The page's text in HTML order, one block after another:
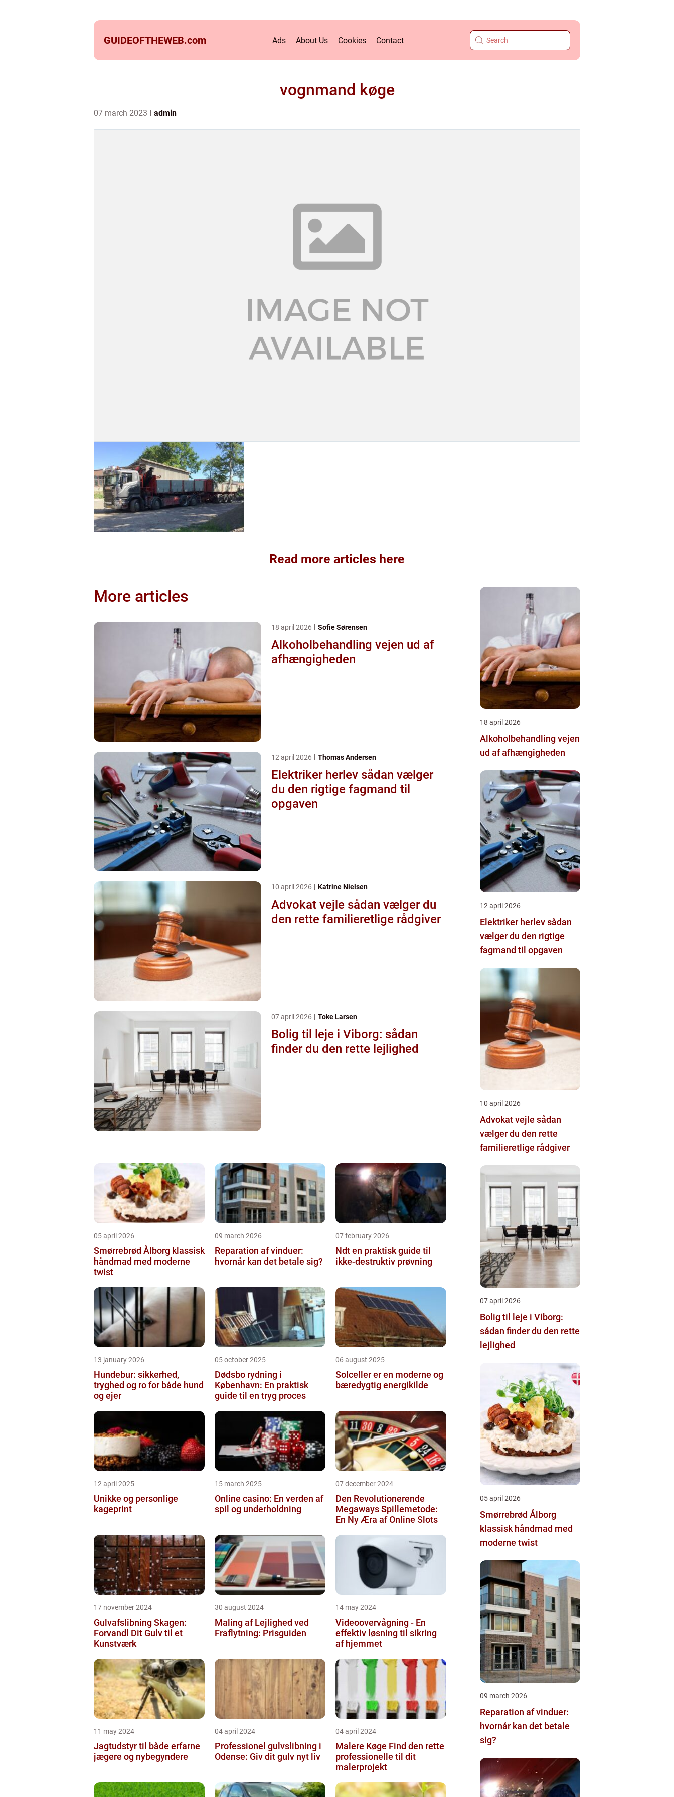
GUIDEOFTHEWEB.com Ads About Us Cookies Contact
vognmand køge
07 march 2023 admin
Read more articles here
More articles
18 april 2026 Sofie Sørensen
Alkoholbehandling vejen ud af
afhængigheden
12 april 2026 Thomas Andersen
Elektriker herlev sådan vælger
du den rigtige fagmand til
opgaven
10 april 2026 Katrine Nielsen
Advokat vejle sådan vælger du
den rette familieretlige rådgiver
07 april 2026 Toke Larsen
Bolig til leje i Viborg: sådan
finder du den rette lejlighed
05 april 2026
Smørrebrød Ålborg klassisk
håndmad med moderne
twist
09 march 2026
Reparation af vinduer:
hvornår kan det betale sig?
07 february 2026
Ndt en praktisk guide til
ikke-destruktiv prøvning
13 january 2026
Hundebur: sikkerhed,
tryghed og ro for både hund
og ejer
05 october 2025
Dødsbo rydning i
København: En praktisk
guide til en tryg proces
06 august 2025
Solceller er en moderne og
bæredygtig energikilde
12 april 2025
Unikke og personlige
kageprint
15 march 2025
Online casino: En verden af
spil og underholdning
07 december 2024
Den Revolutionerende
Megaways Spillemetode:
En Ny Æra af Online Slots
17 november 2024
Gulvafslibning Skagen:
Forvandl Dit Gulv til et
Kunstværk
30 august 2024
Maling af Lejlighed ved
Fraflytning: Prisguiden
14 may 2024
Videoovervågning - En
effektiv løsning til sikring
af hjemmet
11 may 2024
Jagtudstyr til både erfarne
jægere og nybegyndere
04 april 2024
Professionel gulvslibning i
Odense: Giv dit gulv nyt liv
04 april 2024
Malere Køge Find den rette
professionelle til dit
malerprojekt
18 april 2026
Alkoholbehandling vejen
ud af afhængigheden
12 april 2026
Elektriker herlev sådan
vælger du den rigtige
fagmand til opgaven
10 april 2026
Advokat vejle sådan
vælger du den rette
familieretlige rådgiver
07 april 2026
Bolig til leje i Viborg:
sådan finder du den rette
lejlighed
05 april 2026
Smørrebrød Ålborg
klassisk håndmad med
moderne twist
09 march 2026
Reparation af vinduer:
hvornår kan det betale
sig?